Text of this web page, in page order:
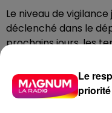
Le niveau de
déclenché dans le
prochains jours, les
Météo-France
C'est en ces raisons
Préfète des Vosges,
jaune du plan grand
Le
priorité